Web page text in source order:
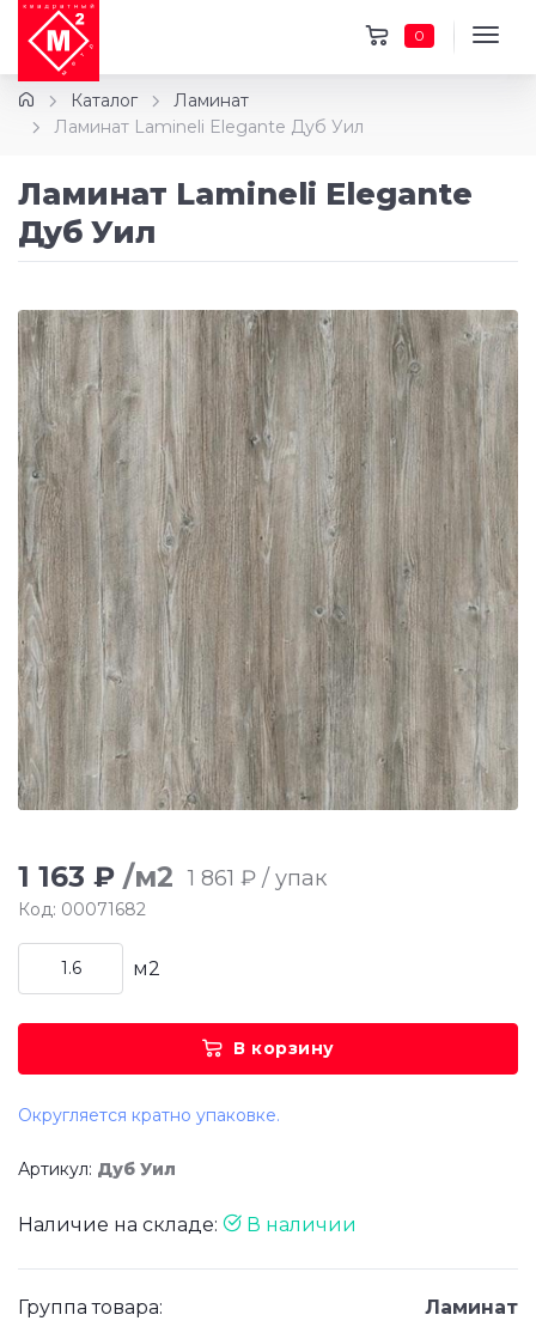
0
Каталог
Ламинат
Ламинат Lamineli Elegante Дуб Уил
Ламинат Lamineli Elegante
Дуб Уил
1 163 ₽ /м2 1 861 ₽ / упак
Код: 00071682
м2
В корзину
Округляется кратно упаковке.
Артикул: Дуб Уил
Наличие на складе: В наличии
Группа товара:
Ламинат